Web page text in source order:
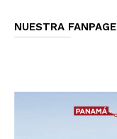
NUESTRA FANPAGE